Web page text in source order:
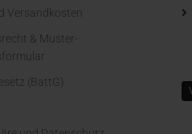
Versandkosten
& Muster-
(BattG)